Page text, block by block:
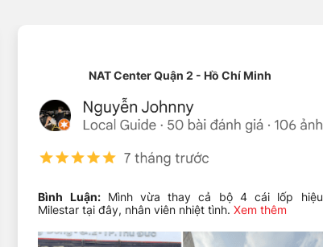
diện mạo thể thao, hiện đại cho xe.
NAT Center Quận 2 - Hồ Chí Minh
Bình Luận:Mình vừa thay cả bộ 4 cái lốp hiệu
Milestar tại đây, nhân viên nhiệt tình.Xem thêm